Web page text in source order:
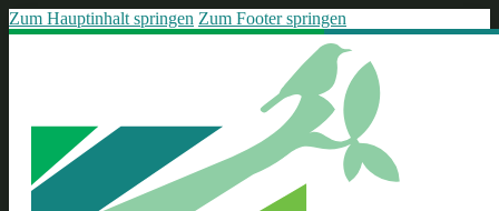
Zum Hauptinhalt springen Zum Footer springen